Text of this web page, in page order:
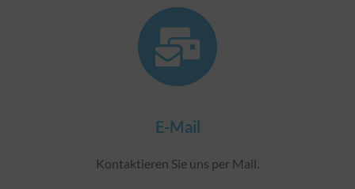
E-Mail
Kontaktieren Sie uns per Mail.